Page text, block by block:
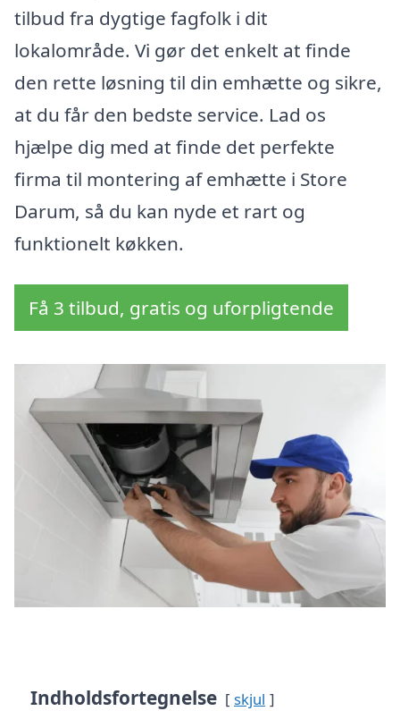
tilbud fra dygtige fagfolk i dit
lokalområde. Vi gør det enkelt at finde
den rette løsning til din emhætte og sikre,
at du får den bedste service. Lad os
hjælpe dig med at finde det perfekte
firma til montering af emhætte i Store
Darum, så du kan nyde et rart og
funktionelt køkken.
Få 3 tilbud, gratis og uforpligtende
Indholdsfortegnelse skjul